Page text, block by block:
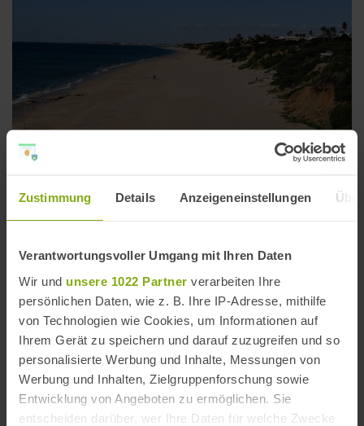
Zustimmung Details Anzeigeneinstellungen
Verantwortungsvoller Umgang mit Ihren Daten
Wir und unsere 1022 Partner verarbeiten Ihre
persönlichen Daten, wie z. B. Ihre IP-Adresse, mithilfe
von Technologien wie Cookies, um Informationen auf
Ihrem Gerät zu speichern und darauf zuzugreifen und so
personalisierte Werbung und Inhalte, Messungen von
Werbung und Inhalten, Zielgruppenforschung sowie
Entwicklung von Angeboten zu ermöglichen. Sie
entscheiden darüber, wer Ihre Daten für welche Zwecke
Playa Roche